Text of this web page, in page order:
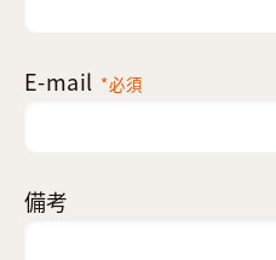
E-mail *必須
備考